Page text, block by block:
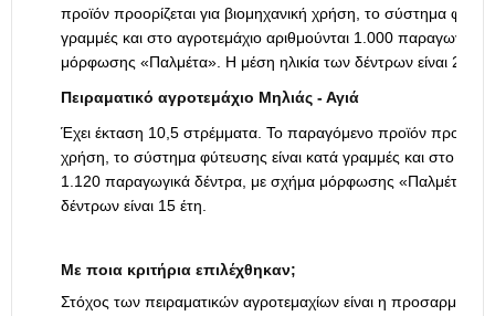
προϊόν προορίζεται για βιομηχανική χρήση, το σύστημα
γραμμές και στο αγροτεμάχιο αριθμούνται 1.000 παραγωγικά
μόρφωσης «Παλμέτα». Η μέση ηλικία των δέντρων είναι 25
Πειραματικό αγροτεμάχιο Μηλιάς - Αγιά
Έχει έκταση 10,5 στρέμματα. Το παραγόμενο προϊόν
χρήση, το σύστημα φύτευσης είναι κατά γραμμές και στο
1.120 παραγωγικά δέντρα, με σχήμα μόρφωσης «Παλμέτα». Η
δέντρων είναι 15 έτη.
Με ποια κριτήρια επιλέχθηκαν;
Στόχος των πειραματικών αγροτεμαχίων είναι η προσαρμογή